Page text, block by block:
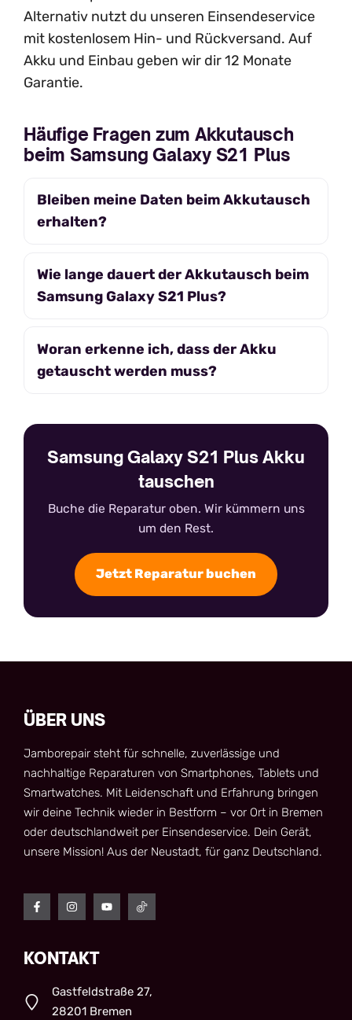
Alternativ nutzt du unseren Einsendeservice
mit kostenlosem Hin- und Rückversand. Auf
Akku und Einbau geben wir dir 12 Monate
Garantie.
Häufige Fragen zum Akkutausch
beim Samsung Galaxy S21 Plus
Bleiben meine Daten beim Akkutausch
erhalten?
Wie lange dauert der Akkutausch beim
Samsung Galaxy S21 Plus?
Woran erkenne ich, dass der Akku
getauscht werden muss?
Samsung Galaxy S21 Plus Akku
tauschen
Buche die Reparatur oben. Wir kümmern uns
um den Rest.
Jetzt Reparatur buchen
ÜBER UNS
Jamborepair steht für schnelle, zuverlässige und
nachhaltige Reparaturen von Smartphones, Tablets und
Smartwatches. Mit Leidenschaft und Erfahrung bringen
wir deine Technik wieder in Bestform – vor Ort in Bremen
oder deutschlandweit per Einsendeservice. Dein Gerät,
unsere Mission! Aus der Neustadt, für ganz Deutschland.
KONTAKT
Gastfeldstraße 27,
28201 Bremen